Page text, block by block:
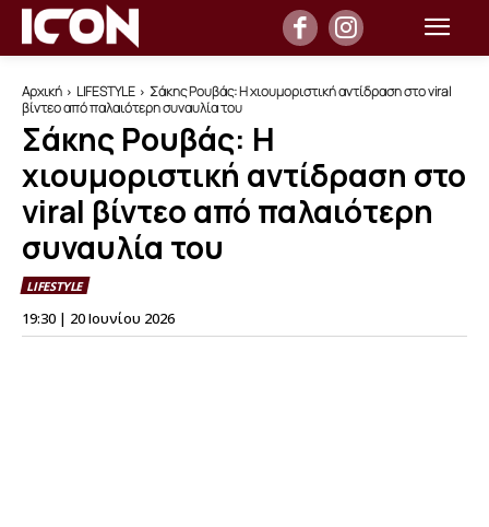
Αρχική LIFESTYLE
Σάκης Ρουβάς: Η χιουμοριστική αντίδραση στο viral
βίντεο από παλαιότερη συναυλία του
Σάκης Ρουβάς: Η
χιουμοριστική αντίδραση στο
viral βίντεο από παλαιότερη
συναυλία του
LIFESTYLE
19:30 | 20 Ιουνίου 2026